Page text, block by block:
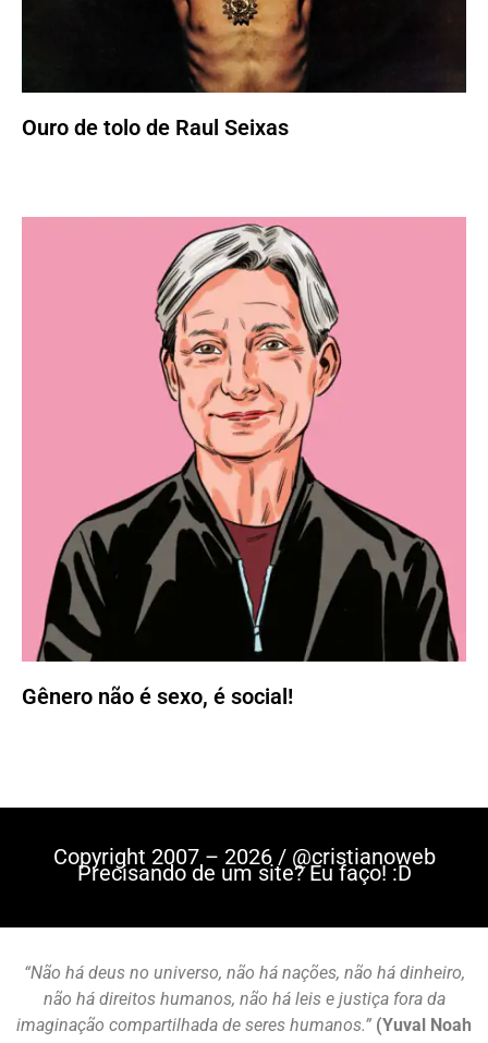
Ouro de tolo de Raul Seixas
Gênero não é sexo, é social!
Copyright 2007 – 2026 / @cristianoweb
Precisando de um site? Eu faço! :D
“Não há deus no universo, não há nações, não há dinheiro,
não há direitos humanos, não há leis e justiça fora da
imaginação compartilhada de seres humanos.” (Yuval Noah